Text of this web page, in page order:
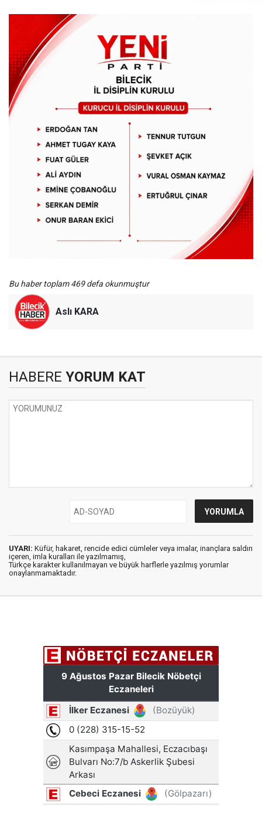
Bu haber toplam 469 defa okunmuştur
Aslı KARA
HABERE YORUM KAT
UYARI: Küfür, hakaret, rencide edici cümleler veya imalar, inançlara saldırı
içeren, imla kuralları ile yazılmamış,
Türkçe karakter kullanılmayan ve büyük harflerle yazılmış yorumlar
onaylanmamaktadır.